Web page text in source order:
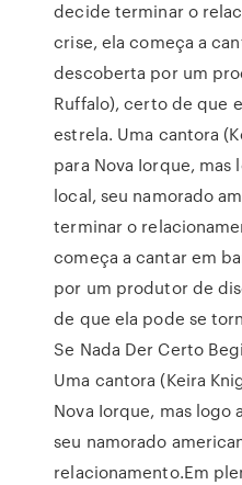
decide terminar o
crise, ela começa a
descoberta por um
Ruffalo), certo de que
estrela. Uma cantora
para Nova Iorque, mas
local, seu namorado
terminar o
começa a cantar em
por um produtor de
de que ela pode se
Se Nada Der Certo
Uma cantora (Keira
Nova Iorque, mas logo
seu namorado
relacionamento.Em